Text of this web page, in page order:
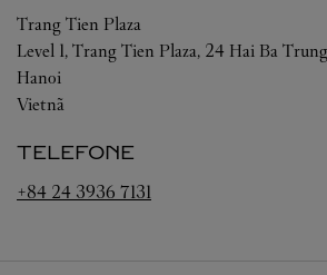
Trang Tien Plaza
Level 1, Trang Tien Plaza, 24 Hai Ba
Hanoi
Vietnã
TELEFONE
+84 24 3936 7131